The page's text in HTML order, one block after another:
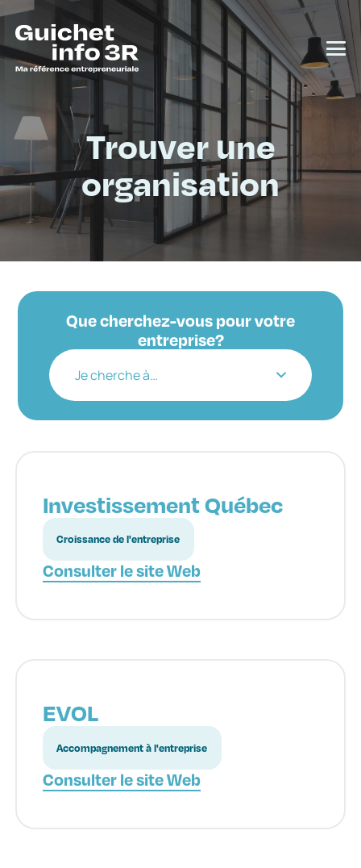
Trouver une
organisation
Que cherchez-vous pour votre
entreprise?
Je cherche à…
Investissement Québec
Croissance de l'entreprise
Consulter le site Web
EVOL
Accompagnement à l'entreprise
Consulter le site Web